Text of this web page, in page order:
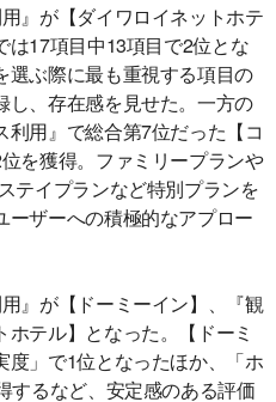
』が【ダイワロイネットホテ
は17項目中13項目で2位とな
選ぶ際に最も重視する項目の
し、存在感を見せた。一方の
利用』で総合第7位だった【コ
を獲得。ファミリープランや
テイプランなど特別プランを
ザーへの積極的なアプロー
』が【ドーミーイン】、『観
テル】となった。【ドーミ
度」で1位となったほか、「ホ
するなど、安定感のある評価